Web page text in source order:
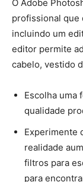
O Adobe
profissional que
incluindo um
editor permite
cabelo, vestido
Escolha uma
qualidade
Experimente
realidade
filtros para
para